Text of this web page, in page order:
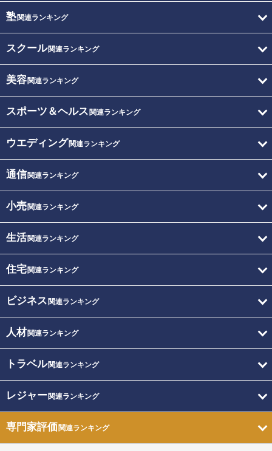
塾関連ランキング
スクール関連ランキング
美容関連ランキング
スポーツ＆ヘルス 関連ランキング
ウエディング関連ランキング
通信関連ランキング
小売関連ランキング
生活関連ランキング
住宅関連ランキング
ビジネス 関連ランキング
人材関連ランキング
トラベル関連ランキング
レジャー関連ランキング
専門家評価関連ランキング